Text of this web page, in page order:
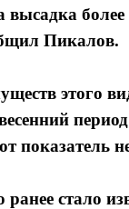
высадка
Пикалов.
этого
показатель
стало